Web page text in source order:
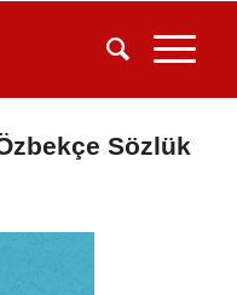
Sözlük